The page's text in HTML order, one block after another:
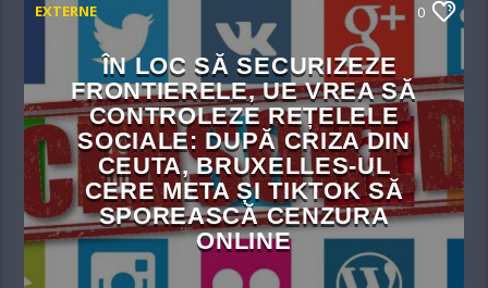
EXTERNE 0
ÎN LOC SĂ SECURIZEZE
FRONTIERELE, UE VREA SĂ
CONTROLEZE REȚELELE
SOCIALE: DUPĂ CRIZA DIN
CEUTA, BRUXELLES-UL
CERE META ȘI TIKTOK SĂ
SPOREASCĂ CENZURA
ONLINE